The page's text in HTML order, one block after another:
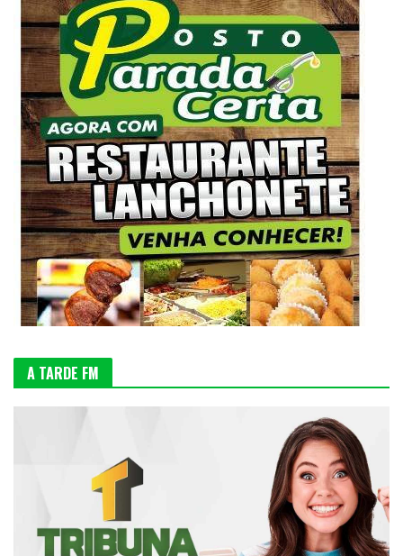
A TARDE FM